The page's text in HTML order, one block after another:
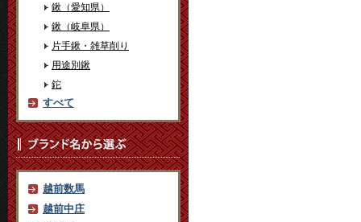
鍬（愛知県）
鍬（岐阜県）
片手鍬・雑草削り
用途別鍬
鉈
すべて
越前数馬
越前中庄